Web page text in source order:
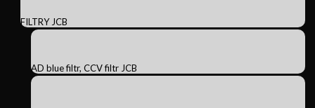
FILTRY JCB
AD blue filtr, CCV filtr JCB